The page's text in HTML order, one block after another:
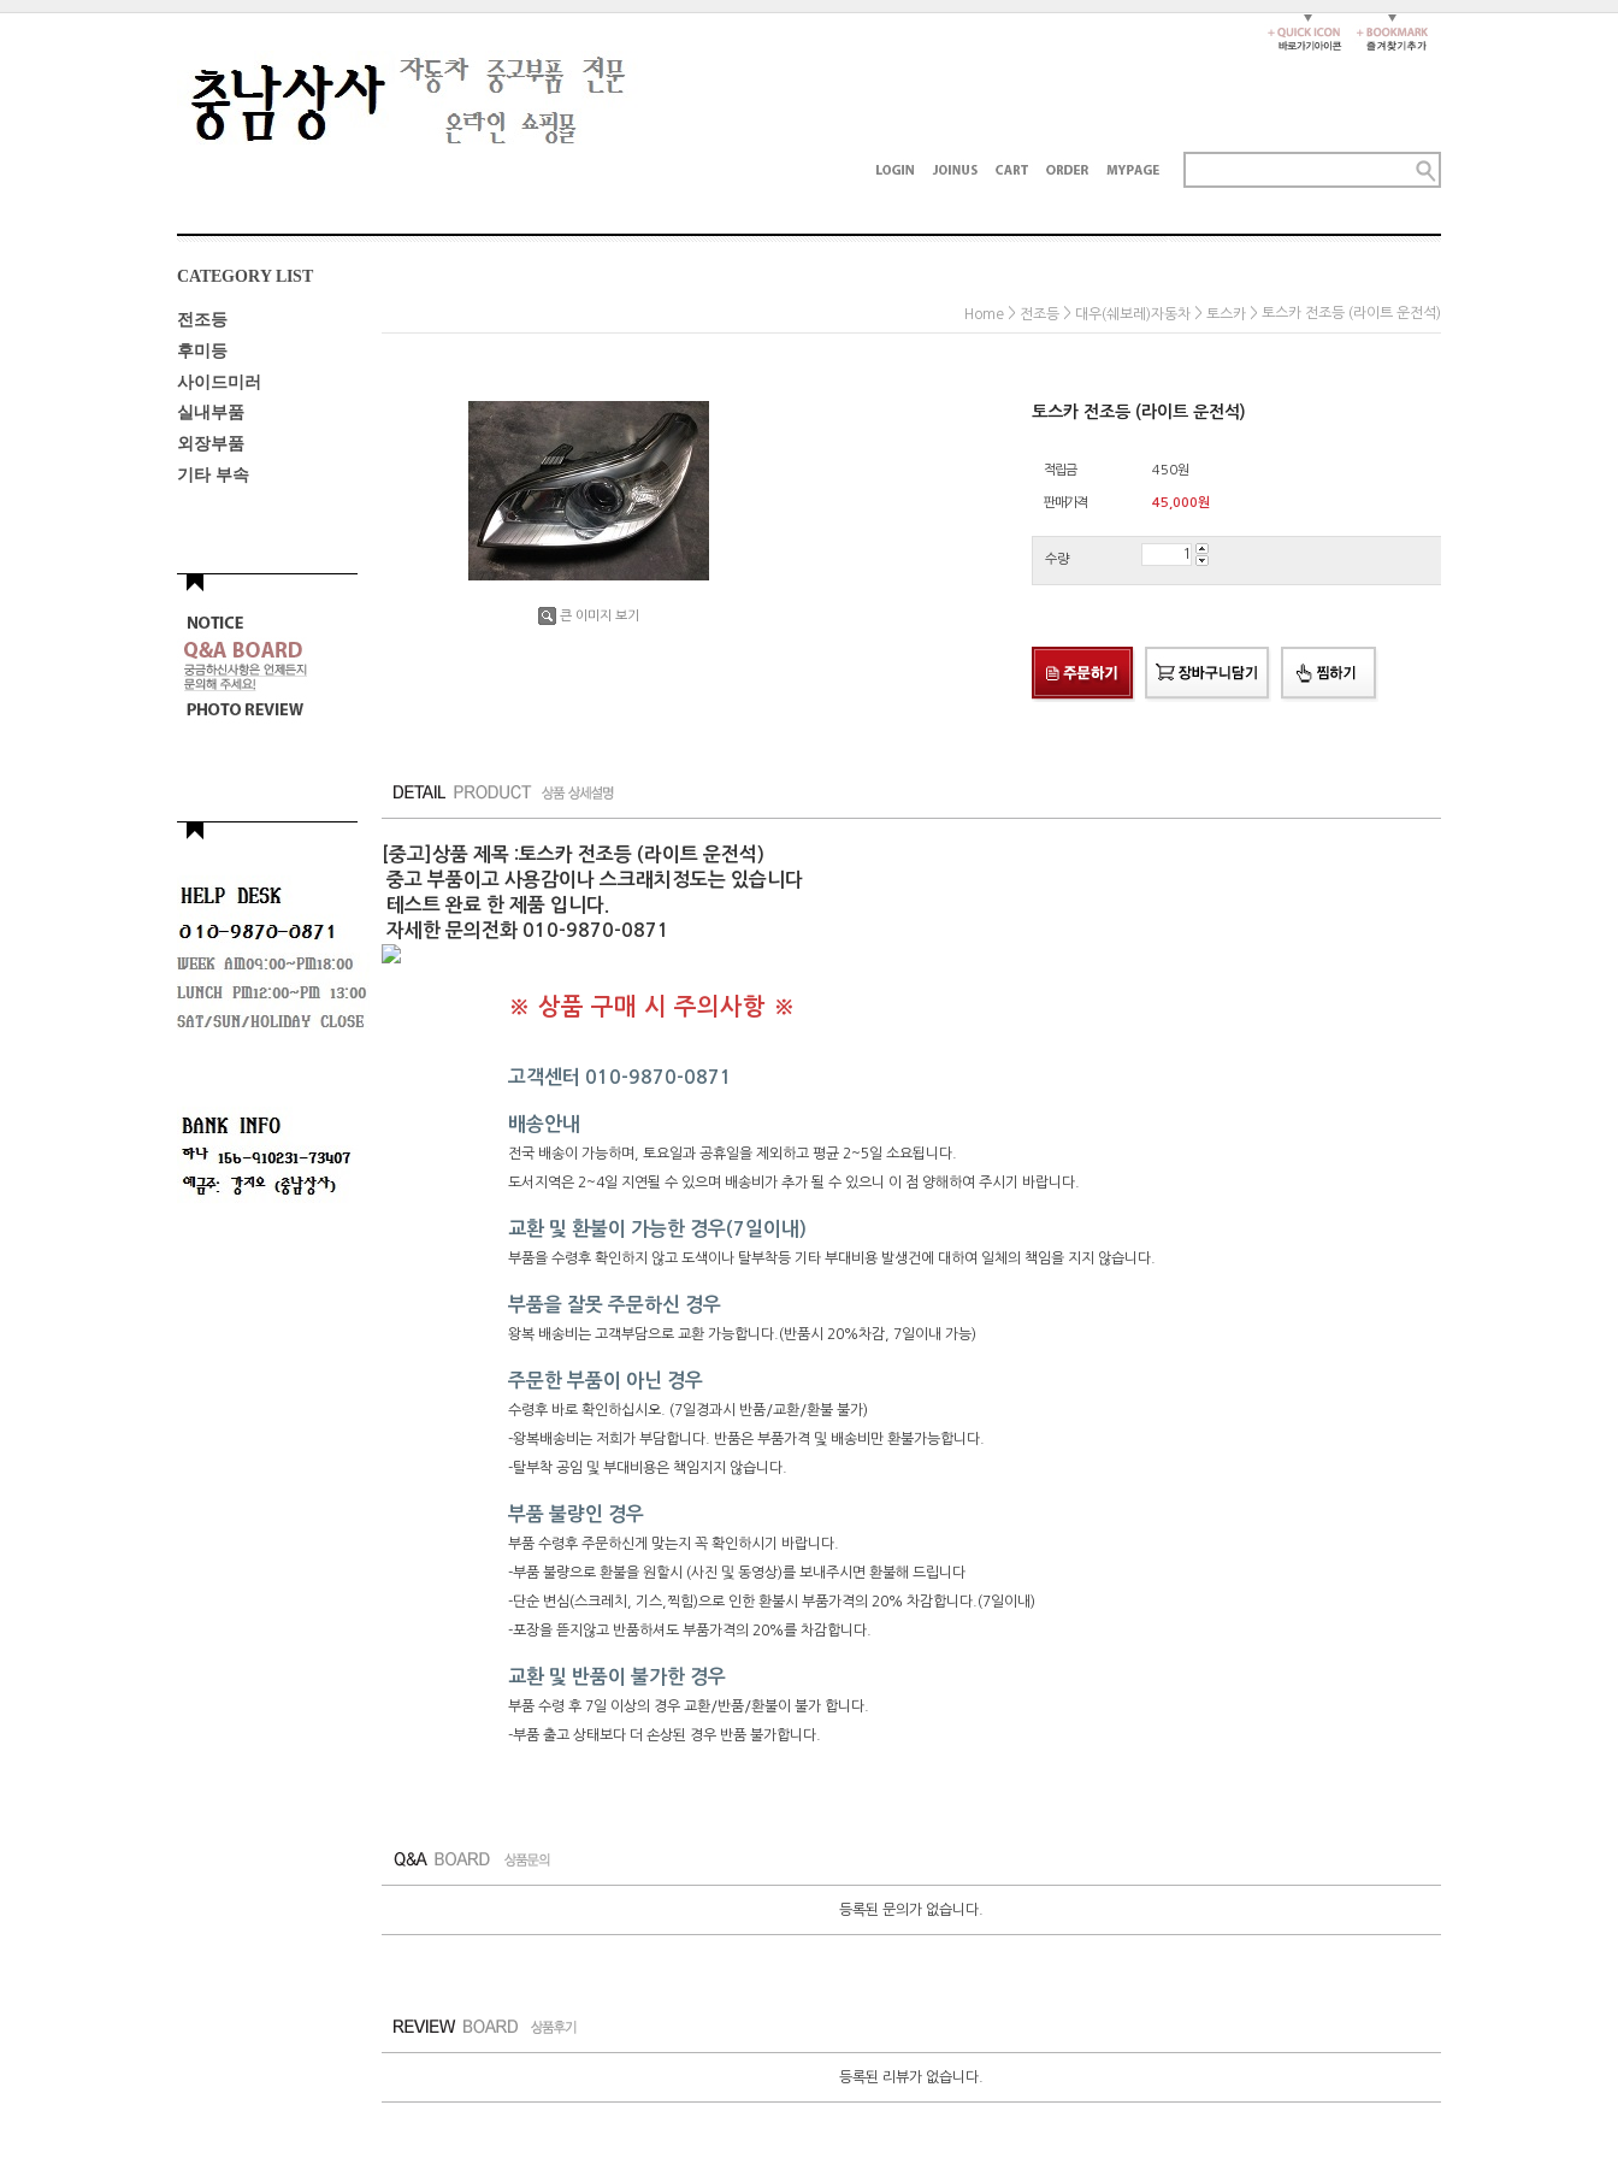
CATEGORY LIST
전조등
후미등
사이드미러
실내부품
외장부품
기타 부속
Home > 전조등 > 대우(쉐보레)자동차 > 토스카 > 토스카 전조등 (라이트 운전석)
큰 이미지 보기
토스카 전조등 (라이트 운전석)
적립금 450원
판매가격 45,000원
수량
[중고]상품 제목 :토스카 전조등 (라이트 운전석)
중고 부품이고 사용감이나 스크래치정도는 있습니다
테스트 완료 한 제품 입니다.
자세한 문의전화 010-9870-0871
※ 상품 구매 시 주의사항 ※
고객센터 010-9870-0871
배송안내
전국 배송이 가능하며, 토요일과 공휴일을 제외하고 평균 2~5일 소요됩니다.
도서지역은 2~4일 지연될 수 있으며 배송비가 추가 될 수 있으니 이 점 양해하여 주시기 바랍니다.
교환 및 환불이 가능한 경우(7일이내)
부품을 수령후 확인하지 않고 도색이나 탈부착등 기타 부대비용 발생건에 대하여 일체의 책임을 지지 않습니다.
부품을 잘못 주문하신 경우
왕복 배송비는 고객부담으로 교환 가능합니다.(반품시 20%차감, 7일이내 가능)
주문한 부품이 아닌 경우
수령후 바로 확인하십시오. (7일경과시 반품/교환/환불 불가)
-왕복배송비는 저희가 부담합니다. 반품은 부품가격 및 배송비만 환불가능합니다.
-탈부착 공임 및 부대비용은 책임지지 않습니다.
부품 불량인 경우
부품 수령후 주문하신게 맞는지 꼭 확인하시기 바랍니다.
-부품 불량으로 환불을 원할시 (사진 및 동영상)를 보내주시면 환불해 드립니다
-단순 변심(스크레치, 기스,찍힘)으로 인한 환불시 부품가격의 20% 차감합니다.(7일이내)
-포장을 뜯지않고 반품하셔도 부품가격의 20%를 차감합니다.
교환 및 반품이 불가한 경우
부품 수령 후 7일 이상의 경우 교환/반품/환불이 불가 합니다.
-부품 출고 상태보다 더 손상된 경우 반품 불가합니다.
등록된 문의가 없습니다.
등록된 리뷰가 없습니다.